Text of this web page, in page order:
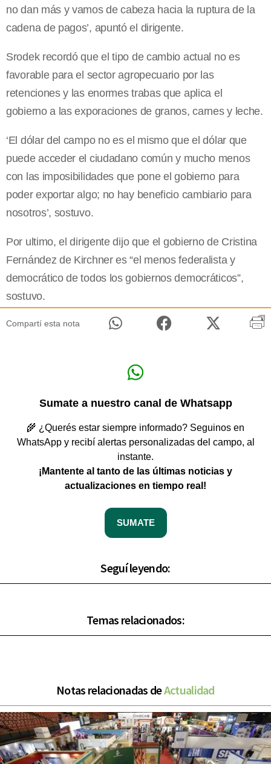
no dan más y vamos de cabeza hacia la ruptura de la
cadena de pagos’, apuntó el dirigente.
Srodek recordó que el tipo de cambio actual no es
favorable para el sector agropecuario por las
retenciones y las enormes trabas que aplica el
gobierno a las exporaciones de granos, carnes y leche.
‘El dólar del campo no es el mismo que el dólar que
puede acceder el ciudadano común y mucho menos
con las imposibilidades que pone el gobierno para
poder exportar algo; no hay beneficio cambiario para
nosotros’, sostuvo.
Por ultimo, el dirigente dijo que el gobierno de Cristina
Fernández de Kirchner es “el menos federalista y
democrático de todos los gobiernos democráticos”,
sostuvo.
Compartí esta nota
Sumate a nuestro canal de Whatsapp
🌾 ¿Querés estar siempre informado? Seguinos en
WhatsApp y recibí alertas personalizadas del campo, al
instante.
¡Mantente al tanto de las últimas noticias y
actualizaciones en tiempo real!
SUMATE
Seguí leyendo:
Temas relacionados:
Notas relacionadas deActualidad